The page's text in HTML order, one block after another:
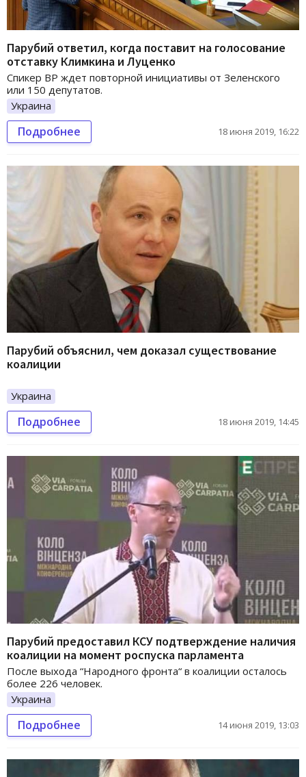
Парубий ответил, когда поставит на голосование
отставку Климкина и Луценко
Спикер ВР ждет повторной инициативы от Зеленского
или 150 депутатов.
Украина
Подробнее 18 июня 2019, 16:22
Парубий объяснил, чем доказал существование
коалиции
Украина
Подробнее 18 июня 2019, 14:45
Парубий предоставил КСУ подтверждение наличия
коалиции на момент роспуска парламента
После выхода “Народного фронта“ в коалиции осталось
более 226 человек.
Украина
Подробнее 14 июня 2019, 13:03